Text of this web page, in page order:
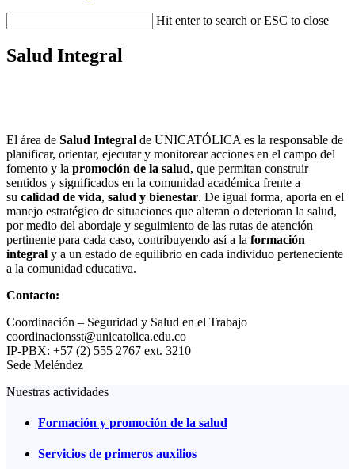
Hit enter to search or ESC to close
Salud Integral
El área de Salud Integral de UNICATÓLICA es la responsable de
planificar, orientar, ejecutar y monitorear acciones en el campo del
fomento y la promoción de la salud, que permitan construir
sentidos y significados en la comunidad académica frente a
su calidad de vida, salud y bienestar. De igual forma, aporta en el
manejo estratégico de situaciones que alteran o deterioran la salud,
por medio del abordaje y seguimiento de las rutas de atención
pertinente para cada caso, contribuyendo así a la formación
integral y a un estado de equilibrio en cada individuo perteneciente
a la comunidad educativa.
Contacto:
Coordinación – Seguridad y Salud en el Trabajo
coordinacionsst@unicatolica.edu.co
IP-PBX: +57 (2) 555 2767 ext. 3210
Sede Meléndez
Nuestras actividades
Formación y promoción de la salud
Servicios de primeros auxilios